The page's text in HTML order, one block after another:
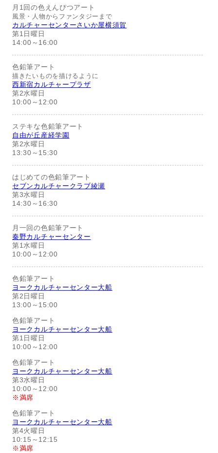
月1回の色えんぴつアート
風景・人物からファンタジーまで
カルチャーセンターさいか屋横須賀
第1日曜日
14:00～16:00
色鉛筆アート
描きたいものを描けるように
西新宿カルチャープラザ
第2水曜日
10:00～12:00
ステキな色鉛筆アート
自由が丘産経学園
第2水曜日
13:30～15:30
はじめての色鉛筆アート
セブンカルチャークラブ綾瀬
第3水曜日
14:30～16:30
月一回の色鉛筆アート
秦野カルチャーセンター
第1水曜日
10:00～12:00
色鉛筆アート
ヨークカルチャーセンター大船
第2日曜日
13:00～15:00
色鉛筆アート
ヨークカルチャーセンター大船
第1日曜日
10:00～12:00
色鉛筆アート
ヨークカルチャーセンター大船
第3水曜日
10:00～12:00
※満席
色鉛筆アート
ヨークカルチャーセンター大船
第4火曜日
10:15～12:15
※満席